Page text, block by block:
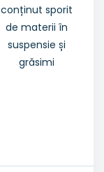
conținut sporit
de materii în
suspensie și
grăsimi